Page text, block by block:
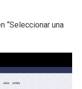
“Seleccionar una